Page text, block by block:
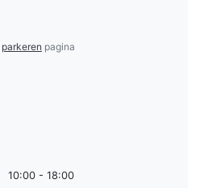
parkeren pagina
10:00 - 18:00